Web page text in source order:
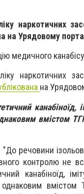
наркотичних
на Урядовому
медичного
наркотичних
на
канабіноїд,
вмістом
речовини
контролю не
канабіноїд,
вмістом